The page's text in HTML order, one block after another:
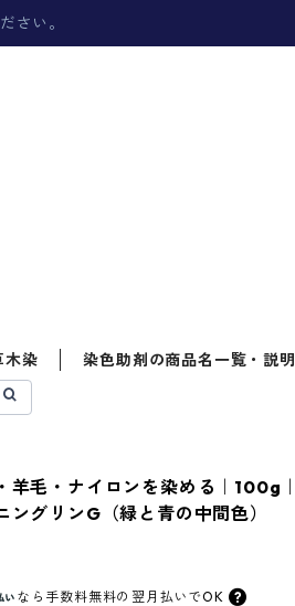
さい。
木染
染色助剤の商品名一覧・説
羊毛・ナイロンを染める｜100g
ングリンG（緑と青の中間色）
なら 手数料無料の 翌月払いでOK